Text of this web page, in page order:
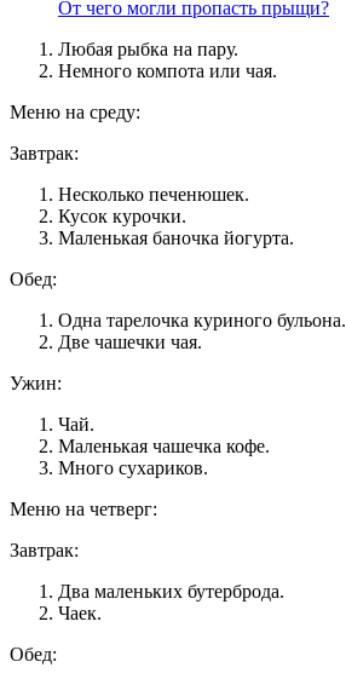
От чего могли пропасть прыщи?
Любая рыбка на пару.
Немного компота или чая.
Меню на среду:
Завтрак:
Несколько печенюшек.
Кусок курочки.
Маленькая баночка йогурта.
Обед:
Одна тарелочка куриного бульона.
Две чашечки чая.
Ужин:
Чай.
Маленькая чашечка кофе.
Много сухариков.
Меню на четверг:
Завтрак:
Два маленьких бутерброда.
Чаек.
Обед: